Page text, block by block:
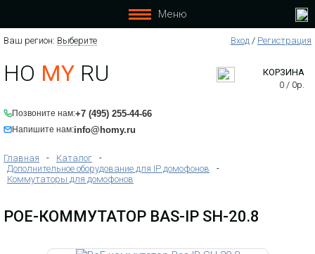
Меню
Ваш регион: Выберите Вход / Регистрация
HO MY RU
Позвоните нам:+7 (495) 255-44-66
Напишите нам:info@homy.ru
КОРЗИНА
0 / 0р.
Главная - Каталог
-
Дополнительное оборудование для IP домофонов
-
Коммутаторы для домофонов
POE-КОММУТАТОР BAS-IP SH-20.8